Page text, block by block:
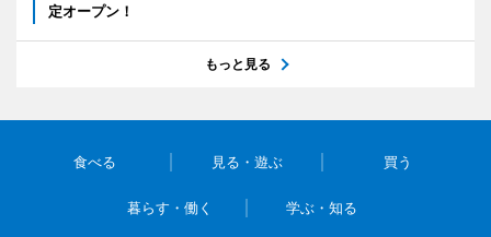
定オープン！
もっと見る
食べる 見る・遊ぶ 買う
暮らす・働く 学ぶ・知る